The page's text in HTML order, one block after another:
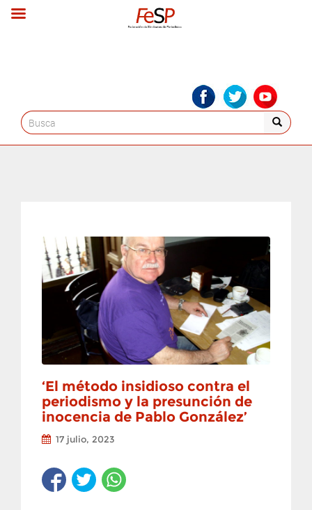
Search
for:
‘El método insidioso contra el
periodismo y la presunción de
inocencia de Pablo González’
17 julio, 2023